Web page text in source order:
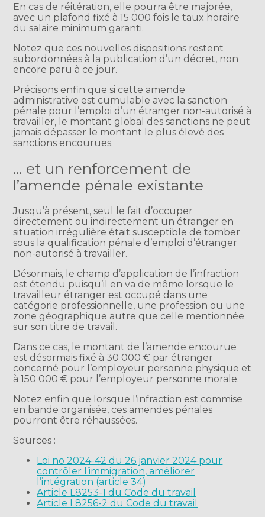
En cas de réitération, elle pourra être majorée,
avec un plafond fixé à 15 000 fois le taux horaire
du salaire minimum garanti.
Notez que ces nouvelles dispositions restent
subordonnées à la publication d’un décret, non
encore paru à ce jour.
Précisons enfin que si cette amende
administrative est cumulable avec la sanction
pénale pour l’emploi d’un étranger non-autorisé à
travailler, le montant global des sanctions ne peut
jamais dépasser le montant le plus élevé des
sanctions encourues.
… et un renforcement de
l’amende pénale existante
Jusqu’à présent, seul le fait d’occuper
directement ou indirectement un étranger en
situation irrégulière était susceptible de tomber
sous la qualification pénale d’emploi d’étranger
non-autorisé à travailler.
Désormais, le champ d’application de l’infraction
est étendu puisqu’il en va de même lorsque le
travailleur étranger est occupé dans une
catégorie professionnelle, une profession ou une
zone géographique autre que celle mentionnée
sur son titre de travail.
Dans ce cas, le montant de l’amende encourue
est désormais fixé à 30 000 € par étranger
concerné pour l’employeur personne physique et
à 150 000 € pour l’employeur personne morale.
Notez enfin que lorsque l’infraction est commise
en bande organisée, ces amendes pénales
pourront être réhaussées.
Sources :
Loi no 2024-42 du 26 janvier 2024 pour
contrôler l’immigration, améliorer
l’intégration (article 34)
Article L8253-1 du Code du travail
Article L8256-2 du Code du travail